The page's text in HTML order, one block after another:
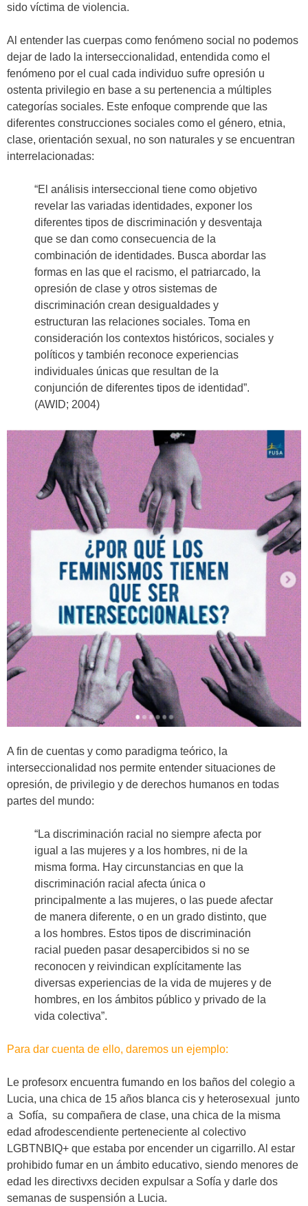
sido víctima de violencia.
Al entender las cuerpas como fenómeno social no podemos
dejar de lado la interseccionalidad, entendida como el
fenómeno por el cual cada individuo sufre opresión u
ostenta privilegio en base a su pertenencia a múltiples
categorías sociales. Este enfoque comprende que las
diferentes construcciones sociales como el género, etnia,
clase, orientación sexual, no son naturales y se encuentran
interrelacionadas:
“El análisis interseccional tiene como objetivo
revelar las variadas identidades, exponer los
diferentes tipos de discriminación y desventaja
que se dan como consecuencia de la
combinación de identidades. Busca abordar las
formas en las que el racismo, el patriarcado, la
opresión de clase y otros sistemas de
discriminación crean desigualdades y
estructuran las relaciones sociales. Toma en
consideración los contextos históricos, sociales y
políticos y también reconoce experiencias
individuales únicas que resultan de la
conjunción de diferentes tipos de identidad”.
(AWID; 2004)
A fin de cuentas y como paradigma teórico, la
interseccionalidad nos permite entender situaciones de
opresión, de privilegio y de derechos humanos en todas
partes del mundo:
“La discriminación racial no siempre afecta por
igual a las mujeres y a los hombres, ni de la
misma forma. Hay circunstancias en que la
discriminación racial afecta única o
principalmente a las mujeres, o las puede afectar
de manera diferente, o en un grado distinto, que
a los hombres. Estos tipos de discriminación
racial pueden pasar desapercibidos si no se
reconocen y reivindican explícitamente las
diversas experiencias de la vida de mujeres y de
hombres, en los ámbitos público y privado de la
vida colectiva”.
Para dar cuenta de ello, daremos un ejemplo:
Le profesorx encuentra fumando en los baños del colegio a
Lucia, una chica de 15 años blanca cis y heterosexual junto
a Sofía, su compañera de clase, una chica de la misma
edad afrodescendiente perteneciente al colectivo
LGBTNBIQ+ que estaba por encender un cigarrillo. Al estar
prohibido fumar en un ámbito educativo, siendo menores de
edad les directivxs deciden expulsar a Sofía y darle dos
semanas de suspensión a Lucia.